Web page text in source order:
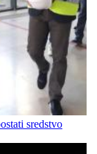
sredstvo